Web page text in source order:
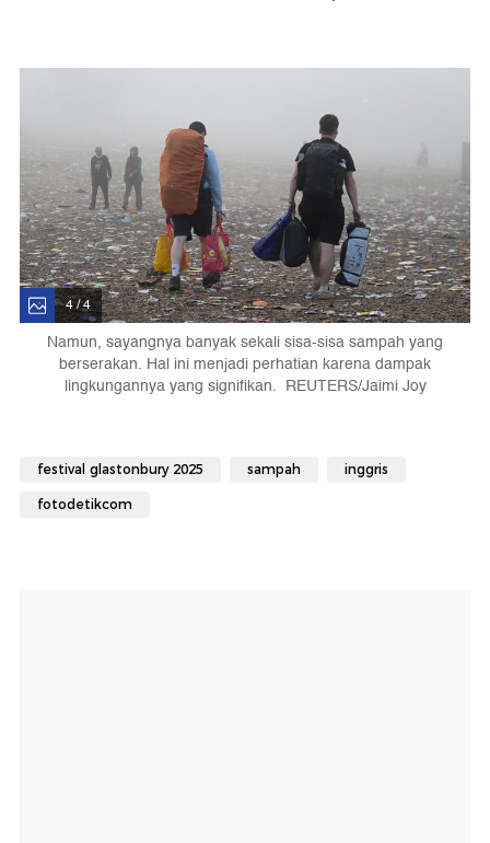
4 / 4
Namun, sayangnya banyak sekali sisa-sisa sampah yang
berserakan. Hal ini menjadi perhatian karena dampak
lingkungannya yang signifikan. REUTERS/Jaimi Joy
festival glastonbury 2025 sampah inggris
fotodetikcom